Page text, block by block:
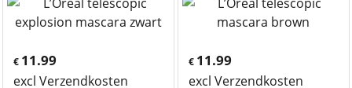
€ 11.99
excl Verzendkosten
€ 11.99
excl Verzendkosten